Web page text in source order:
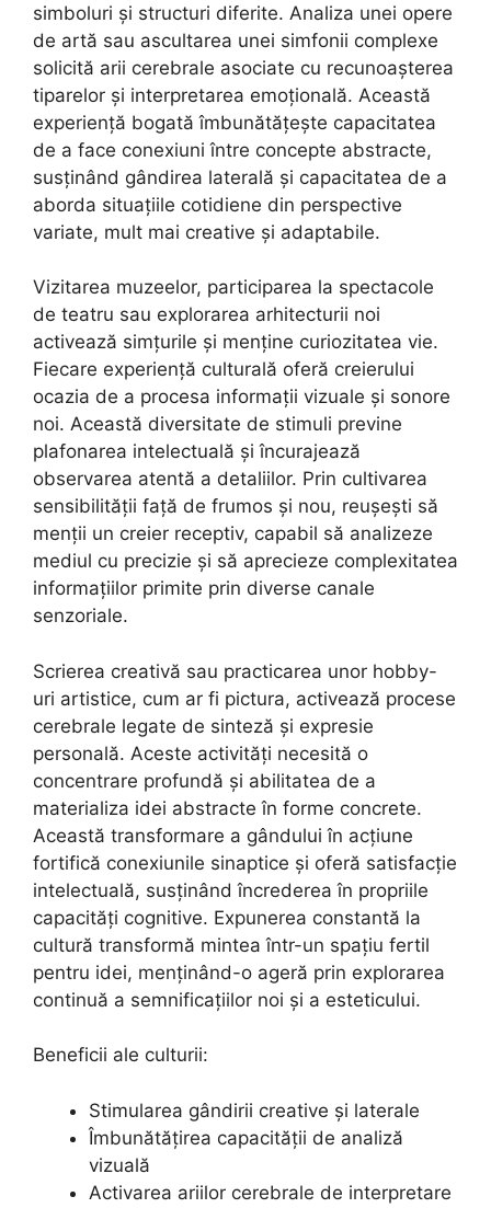
simboluri și structuri diferite. Analiza unei opere
de artă sau ascultarea unei simfonii complexe
solicită arii cerebrale asociate cu recunoașterea
tiparelor și interpretarea emoțională. Această
experiență bogată îmbunătățește capacitatea
de a face conexiuni între concepte abstracte,
susținând gândirea laterală și capacitatea de a
aborda situațiile cotidiene din perspective
variate, mult mai creative și adaptabile.
Vizitarea muzeelor, participarea la spectacole
de teatru sau explorarea arhitecturii noi
activează simțurile și menține curiozitatea vie.
Fiecare experiență culturală oferă creierului
ocazia de a procesa informații vizuale și sonore
noi. Această diversitate de stimuli previne
plafonarea intelectuală și încurajează
observarea atentă a detaliilor. Prin cultivarea
sensibilității față de frumos și nou, reușești să
menții un creier receptiv, capabil să analizeze
mediul cu precizie și să aprecieze complexitatea
informațiilor primite prin diverse canale
senzoriale.
Scrierea creativă sau practicarea unor hobby-
uri artistice, cum ar fi pictura, activează procese
cerebrale legate de sinteză și expresie
personală. Aceste activități necesită o
concentrare profundă și abilitatea de a
materializa idei abstracte în forme concrete.
Această transformare a gândului în acțiune
fortifică conexiunile sinaptice și oferă satisfacție
intelectuală, susținând încrederea în propriile
capacități cognitive. Expunerea constantă la
cultură transformă mintea într-un spațiu fertil
pentru idei, menținând-o ageră prin explorarea
continuă a semnificațiilor noi și a esteticului.
Beneficii ale culturii:
Stimularea gândirii creative și laterale
Îmbunătățirea capacității de analiză
vizuală
Activarea ariilor cerebrale de interpretare